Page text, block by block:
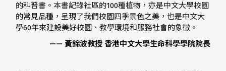
的科普書。本書記錄社區的100種植物，亦是中文大學校園
的常見品種，呈現了我們校園四季景色之美，也是中文大
學60年來建設美好校園、教學環境和服務社會的象徵。
—— 黃錦波教授 香港中文大學生命科學學院院長